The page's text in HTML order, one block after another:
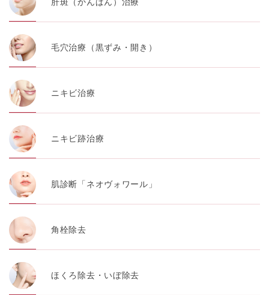
毛穴治療（黒ずみ・開き）
ニキビ治療
ニキビ跡治療
肌診断「ネオヴォワール」
角栓除去
ほくろ除去・いぼ除去